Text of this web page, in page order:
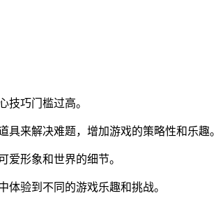
技巧门槛过高。
来解决难题，增加游戏的策略性和乐趣。
爱形象和世界的细节。
验到不同的游戏乐趣和挑战。